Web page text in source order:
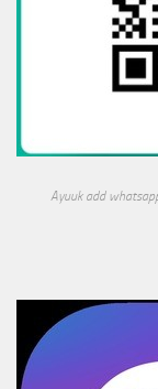
Ayuuk add